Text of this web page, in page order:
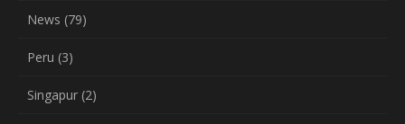
News (79)
Peru (3)
Singapur (2)